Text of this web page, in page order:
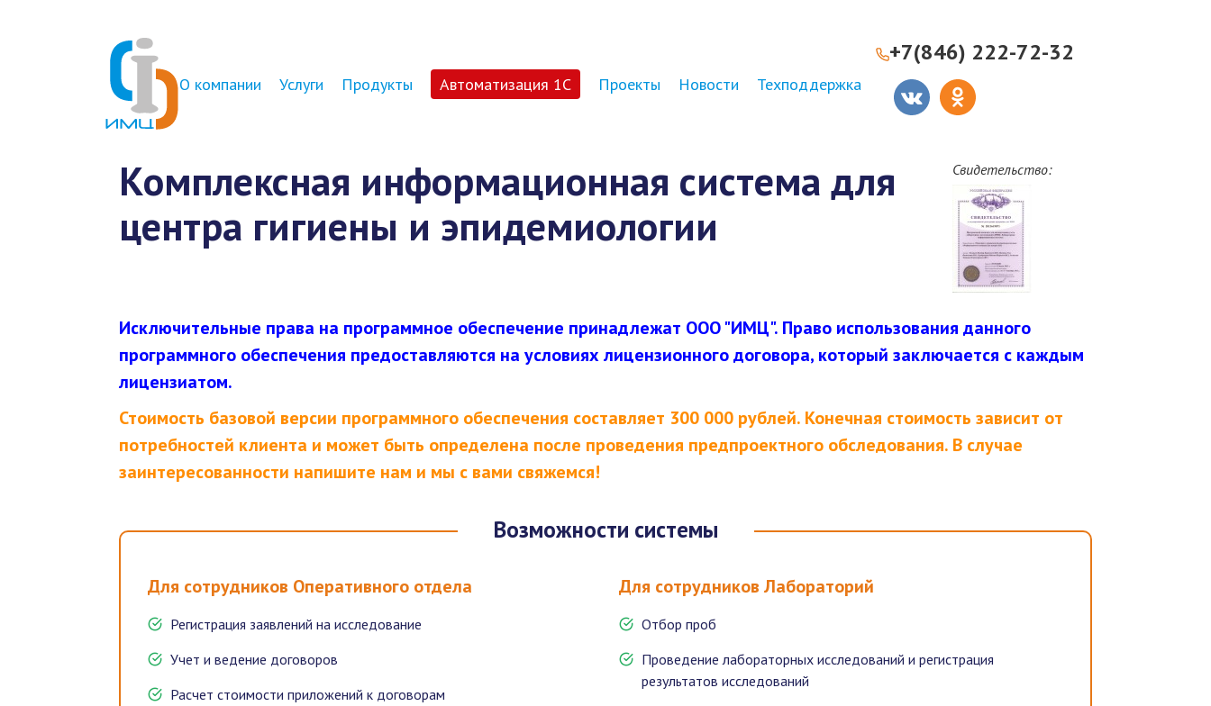
О компании Услуги Продукты Автоматизация 1С Проекты Новости Техподдержка
+7(846) 222-72-32
Комплексная информационная система для
центра гигиены и эпидемиологии
Свидетельство:
Исключительные права на программное обеспечение принадлежат ООО "ИМЦ". Право использования данного
программного обеспечения предоставляются на условиях лицензионного договора, который заключается с каждым
лицензиатом.
Стоимость базовой версии программного обеспечения составляет 300 000 рублей. Конечная стоимость зависит от
потребностей клиента и может быть определена после проведения предпроектного обследования. В случае
заинтересованности напишите нам и мы с вами свяжемся!
Возможности системы
Для сотрудников Оперативного отдела
Регистрация заявлений на исследование
Учет и ведение договоров
Расчет стоимости приложений к договорам
Для сотрудников Лабораторий
Отбор проб
Проведение лабораторных исследований и регистрация
результатов исследований